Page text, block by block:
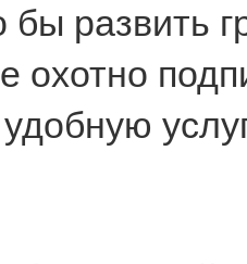
бы развить
охотно